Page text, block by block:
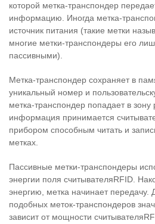
которой метка-транспондер
информацию. Иногда метка-
источник питания (такие метки
многие метки-транспондеры его
пассивными).
Метка-транспондер сохраняет в
уникальный номер и
метка-транспондер попадает в зону
информация принимается
прибором способным читать и
метках.
Пассивные метки-транспондеры
энергии поля считывателяRFID.
энергию, метка начинает передачу.
подобных меток-транспондеров
зависит от мощности